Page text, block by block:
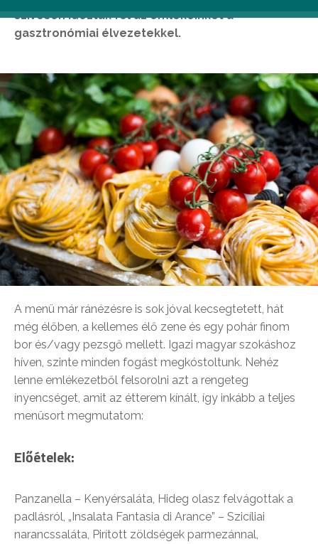
szívesen idéztük fel az emlékeinket a
gasztronómiai élvezetekkel.
A menü már ránézésre is sok jóval kecsegtetett, hát
még élőben, a kellemes élő zene és egy pohár finom
bor és/vagy pezsgő mellett. Igazi magyar szokáshoz
híven, szinte minden fogást megkóstoltunk. Nehéz
lenne emlékezetből felsorolni azt a rengeteg
ínyencséget, amit az étterem kínált, így inkább a teljes
menüsort megmutatom:
Előételek:
Panzanella – Kenyérsaláta, Hideg olasz felvágottak a
padlásról, „Insalata Fantasia di Arance” – Szicíliai
narancssaláta, Pirított zöldségek parmezánnal,